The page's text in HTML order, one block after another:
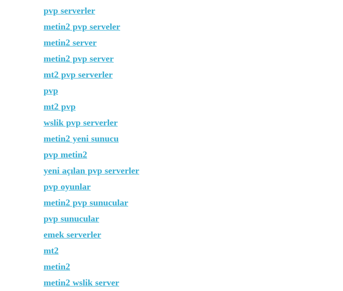
pvp serverler
metin2 pvp serveler
metin2 server
metin2 pvp server
mt2 pvp serverler
pvp
mt2 pvp
wslik pvp serverler
metin2 yeni sunucu
pvp metin2
yeni açılan pvp serverler
pvp oyunlar
metin2 pvp sunucular
pvp sunucular
emek serverler
mt2
metin2
metin2 wslik server